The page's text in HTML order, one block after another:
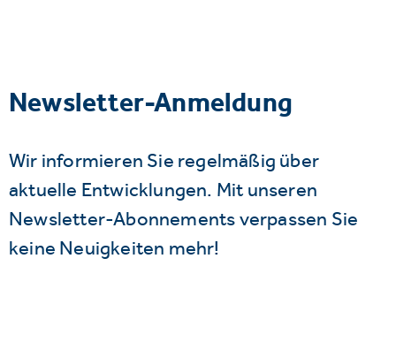
Newsletter-Anmeldung
Wir informieren Sie regelmäßig über
aktuelle Entwicklungen. Mit unseren
Newsletter-Abonnements verpassen Sie
keine Neuigkeiten mehr!